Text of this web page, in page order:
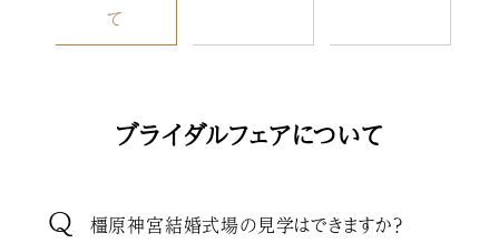
て
ブライダルフェアについて
Q 橿原神宮結婚式場の見学はできますか？